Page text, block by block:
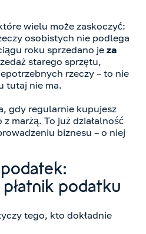
wielu może zaskoczyć:
osobistych nie podlega
roku sprzedano je za
starego sprzętu,
rzeczy – to nie
tutaj nie ma.
gdy regularnie kupujesz
marżą. To już działalność
biznesu – o niej
podatku
tego, kto dokładnie